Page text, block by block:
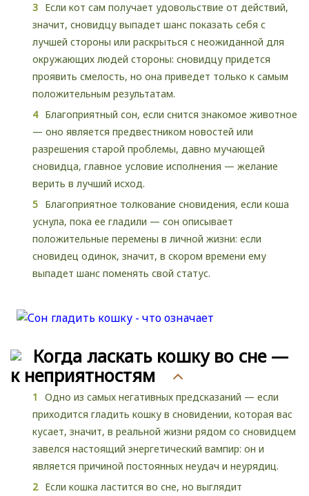
Если кот сам получает удовольствие от действий,
значит, сновидцу выпадет шанс показать себя с
лучшей стороны или раскрыться с неожиданной для
окружающих людей стороны: сновидцу придется
проявить смелость, но она приведет только к самым
положительным результатам.
Благоприятный сон, если снится знакомое животное
— оно является предвестником новостей или
разрешения старой проблемы, давно мучающей
сновидца, главное условие исполнения — желание
верить в лучший исход.
Благоприятное толкование сновидения, если коша
уснула, пока ее гладили — сон описывает
положительные перемены в личной жизни: если
сновидец одинок, значит, в скором времени ему
выпадет шанс поменять свой статус.
Когда ласкать кошку во сне —
к неприятностям
Одно из самых негативных предсказаний — если
приходится гладить кошку в сновидении, которая вас
кусает, значит, в реальной жизни рядом со сновидцем
завелся настоящий энергетический вампир: он и
является причиной постоянных неудач и неурядиц.
Если кошка ластится во сне, но выглядит